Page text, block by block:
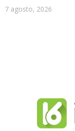
7 agosto, 2026